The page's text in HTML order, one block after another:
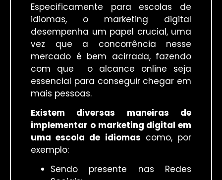
Especificamente para escolas de
idiomas, o marketing digital
desempenha um papel crucial, uma
vez que a concorrência nesse
mercado é bem acirrada, fazendo
com que o alcance online seja
essencial para conseguir chegar em
mais pessoas.
Existem diversas maneiras de
implementar o marketing digital em
uma escola de idiomas como, por
exemplo:
Sendo presente nas Redes